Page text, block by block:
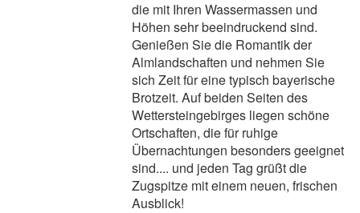
die mit Ihren Wassermassen und
Höhen sehr beeindruckend sind.
Genießen Sie die Romantik der
Almlandschaften und nehmen Sie
sich Zeit für eine typisch bayerische
Brotzeit. Auf beiden Seiten des
Wettersteingebirges liegen schöne
Ortschaften, die für ruhige
Übernachtungen besonders geeignet
sind.... und jeden Tag grüßt die
Zugspitze mit einem neuen, frischen
Ausblick!